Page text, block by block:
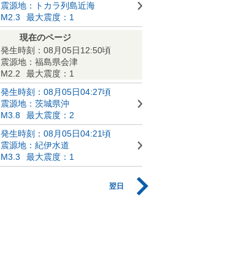
震源地：トカラ列島近海
M2.3
最大震度：1
現在のページ
発生時刻：08月05日12:50頃
震源地：福島県会津
M2.2
最大震度：1
発生時刻：08月05日04:27頃
震源地：茨城県沖
M3.8
最大震度：2
発生時刻：08月05日04:21頃
震源地：紀伊水道
M3.3
最大震度：1
翌日